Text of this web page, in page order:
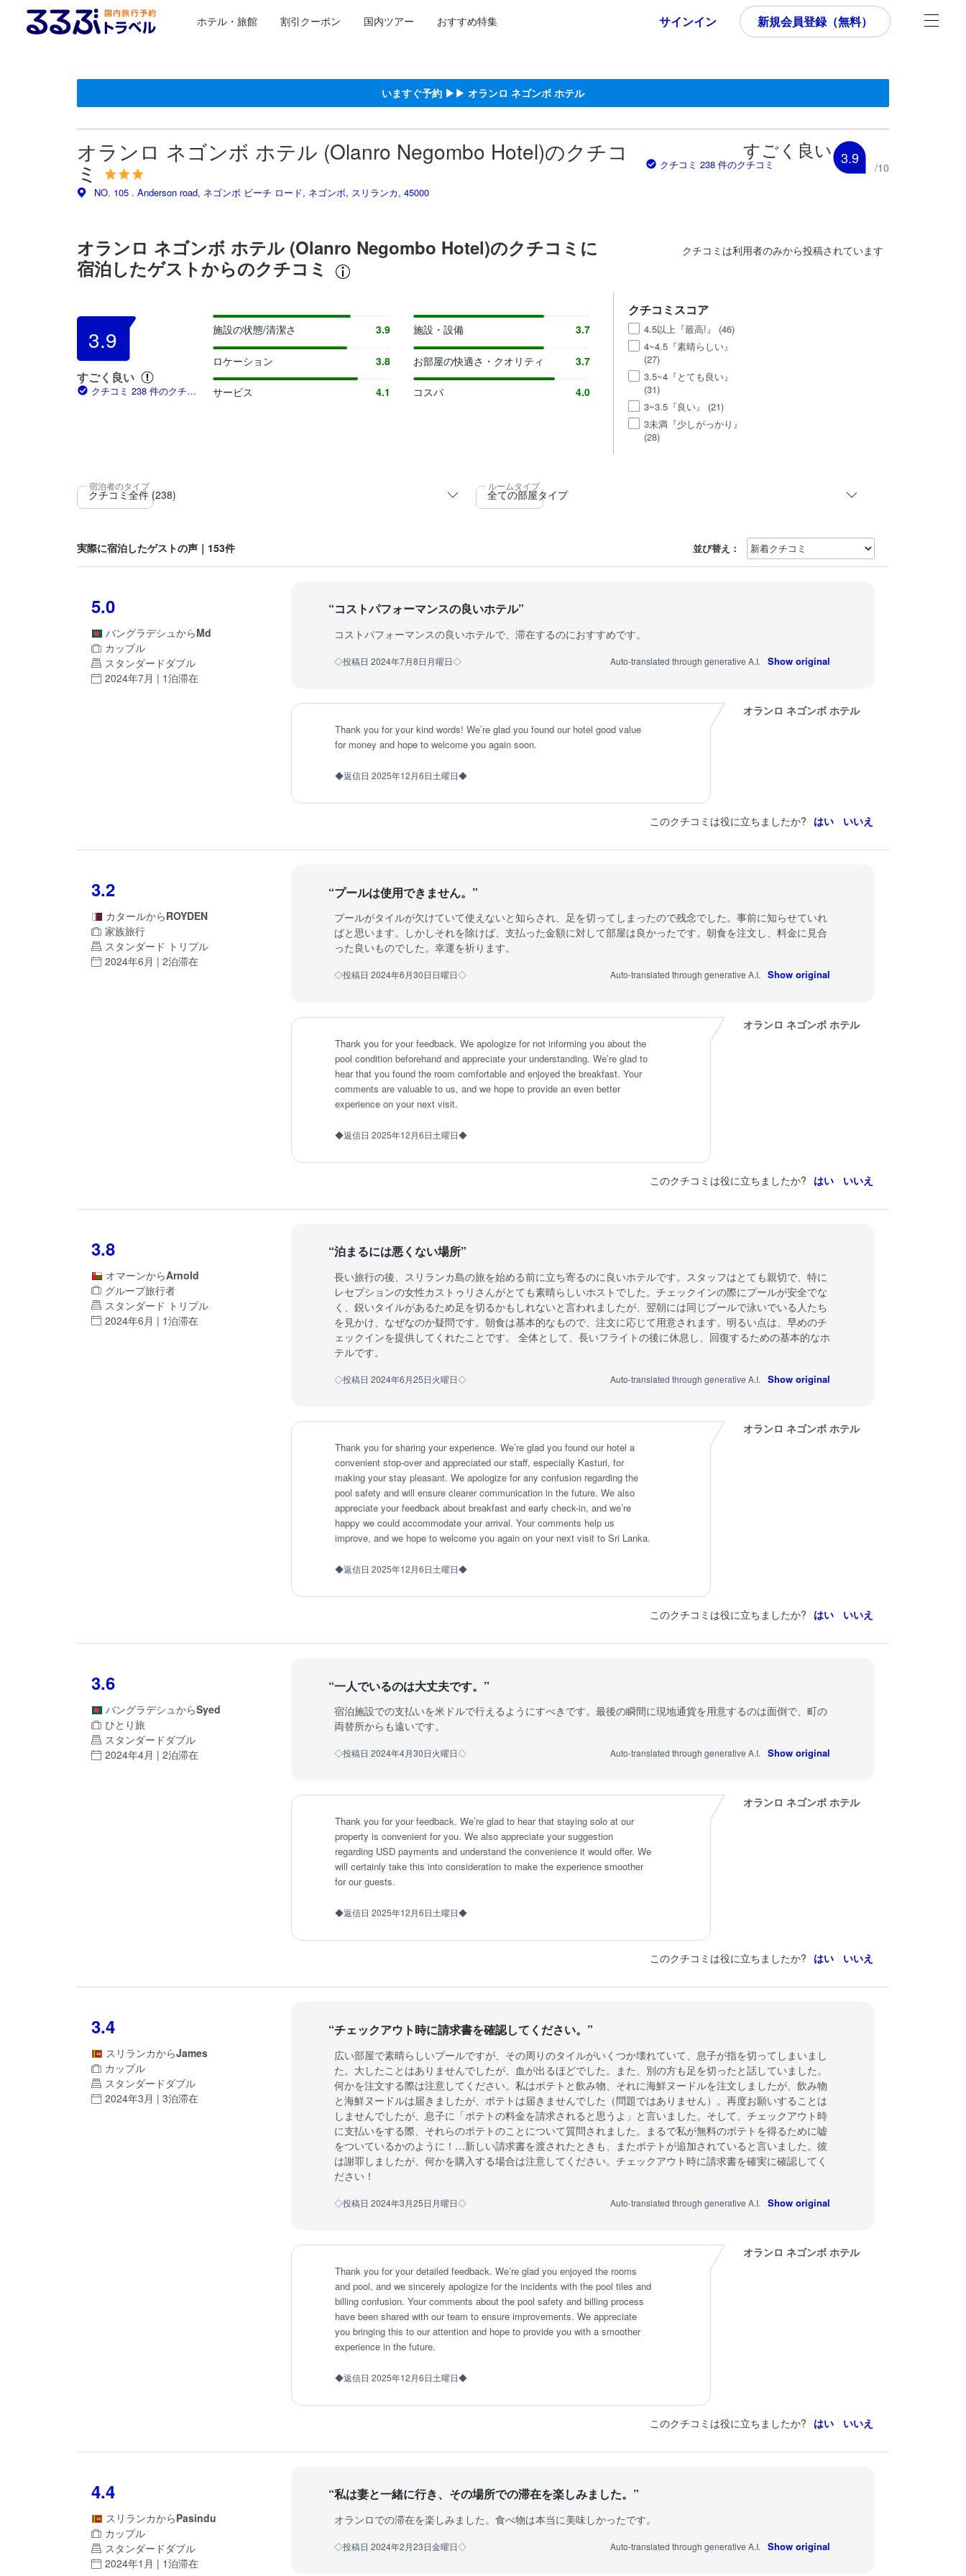
ホテル・旅館 割引クーポン 国内ツアー おすすめ特集 サインイン 新規会員登録（無料）
いますぐ予約 ▶▶ オランロ ネゴンボ ホテル
オランロ ネゴンボ ホテル (Olanro Negombo Hotel)のクチコ
ミ
NO. 105 . Anderson road, ネゴンボ ビーチ ロード, ネゴンボ, スリランカ, 45000
すごく良い
クチコミ 238 件のクチコミ 3.9
/10
オランロ ネゴンボ ホテル (Olanro Negombo Hotel)のクチコミに
宿泊したゲストからのクチコミ
クチコミは利用者のみから投稿されています
3.9
すごく良い
クチコミ 238 件のクチコ
施設の状態/清潔さ 3.9 施設・設備 3.7
ロケーション 3.8 お部屋の快適さ・クオリティ 3.7
サービス 4.1 コスパ 4.0
クチコミスコア
4.5以上『最高!』 (46)
4~4.5『素晴らしい』
(27)
3.5~4『とても良い』
(31)
3~3.5『良い』 (21)
3未満『少しがっかり』
(28)
実際に宿泊したゲストの声｜153件 並び替え：
5.0
バングラデシュ からMd
カップル
スタンダードダブル
2024年7月 | 1泊滞在
“コストパフォーマンスの良いホテル”
コストパフォーマンスの良いホテルで、滞在するのにおすすめです。
◇投稿日 2024年7月8日月曜日◇ Auto-translated through generative A.I. Show original
Thank you for your kind words! We’re glad you found our hotel good value
for money and hope to welcome you again soon.
◆返信日 2025年12月6日土曜日◆
オランロ ネゴンボ ホテル
このクチコミは役に立ちましたか? はい いいえ
3.2
カタールからROYDEN
家族旅行
スタンダード トリプル
2024年6月 | 2泊滞在
“プールは使用できません。 ”
プールがタイルが欠けていて使えないと知らされ、足を切ってしまったので残念でした。事前に知らせていれ
ばと思います。しかしそれを除けば、支払った金額に対して部屋は良かったです。朝食を注文し、料金に見合
った良いものでした。幸運を祈ります。
◇投稿日 2024年6月30日日曜日◇ Auto-translated through generative A.I. Show original
Thank you for your feedback. We apologize for not informing you about the
pool condition beforehand and appreciate your understanding. We’re glad to
hear that you found the room comfortable and enjoyed the breakfast. Your
comments are valuable to us, and we hope to provide an even better
experience on your next visit.
◆返信日 2025年12月6日土曜日◆
オランロ ネゴンボ ホテル
このクチコミは役に立ちましたか? はい いいえ
3.8
オマーンからArnold
グループ旅行者
スタンダード トリプル
2024年6月 | 1泊滞在
“泊まるには悪くない場所”
長い旅行の後、スリランカ島の旅を始める前に立ち寄るのに良いホテルです。スタッフはとても親切で、特に
レセプションの女性カストゥリさんがとても素晴らしいホストでした。チェックインの際にプールが安全でな
く、鋭いタイルがあるため足を切るかもしれないと言われましたが、翌朝には同じプールで泳いでいる人たち
を見かけ、なぜなのか疑問です。朝食は基本的なもので、注文に応じて用意されます。明るい点は、早めのチ
ェックインを提供してくれたことです。 全体として、長いフライトの後に休息し、回復するための基本的なホ
テルです。
◇投稿日 2024年6月25日火曜日◇ Auto-translated through generative A.I. Show original
Thank you for sharing your experience. We’re glad you found our hotel a
convenient stop-over and appreciated our staff, especially Kasturi, for
making your stay pleasant. We apologize for any confusion regarding the
pool safety and will ensure clearer communication in the future. We also
appreciate your feedback about breakfast and early check-in, and we’re
happy we could accommodate your arrival. Your comments help us
improve, and we hope to welcome you again on your next visit to Sri Lanka.
◆返信日 2025年12月6日土曜日◆
オランロ ネゴンボ ホテル
このクチコミは役に立ちましたか? はい いいえ
3.6
バングラデシュ からSyed
ひとり旅
スタンダードダブル
2024年4月 | 2泊滞在
“一人でいるのは大丈夫です。 ”
宿泊施設での支払いを米ドルで行えるようにすべきです。最後の瞬間に現地通貨を用意するのは面倒で、町の
両替所からも遠いです。
◇投稿日 2024年4月30日火曜日◇ Auto-translated through generative A.I. Show original
Thank you for your feedback. We’re glad to hear that staying solo at our
property is convenient for you. We also appreciate your suggestion
regarding USD payments and understand the convenience it would offer. We
will certainly take this into consideration to make the experience smoother
for our guests.
◆返信日 2025年12月6日土曜日◆
オランロ ネゴンボ ホテル
このクチコミは役に立ちましたか? はい いいえ
3.4
スリランカからJames
カップル
スタンダードダブル
2024年3月 | 3泊滞在
“チェックアウト時に請求書を確認してください。 ”
広い部屋で素晴らしいプールですが、その周りのタイルがいくつか壊れていて、息子が指を切ってしまいまし
た。大したことはありませんでしたが、血が出るほどでした。また、別の方も足を切ったと話していました。
何かを注文する際は注意してください。私はポテトと飲み物、それに海鮮ヌードルを注文しましたが、飲み物
と海鮮ヌードルは届きましたが、ポテトは届きませんでした（問題ではありません）。再度お願いすることは
しませんでしたが、息子に「ポテトの料金を請求されると思うよ」と言いました。そして、チェックアウト時
に支払いをする際、それらのポテトのことについて質問されました。まるで私が無料のポテトを得るために嘘
をついているかのように！…新しい請求書を渡されたときも、またポテトが追加されていると言いました。彼
は謝罪しましたが、何かを購入する場合は注意してください。チェックアウト時に請求書を確実に確認してく
ださい！
◇投稿日 2024年3月25日月曜日◇ Auto-translated through generative A.I. Show original
Thank you for your detailed feedback. We’re glad you enjoyed the rooms
and pool, and we sincerely apologize for the incidents with the pool tiles and
billing confusion. Your comments about the pool safety and billing process
have been shared with our team to ensure improvements. We appreciate
you bringing this to our attention and hope to provide you with a smoother
experience in the future.
◆返信日 2025年12月6日土曜日◆
オランロ ネゴンボ ホテル
このクチコミは役に立ちましたか? はい いいえ
4.4
スリランカからPasindu
カップル
スタンダードダブル
2024年1月 | 1泊滞在
“私は妻と一緒に行き、その場所での滞在を楽しみました。 ”
オランロでの滞在を楽しみました。食べ物は本当に美味しかったです。
◇投稿日 2024年2月23日金曜日◇ Auto-translated through generative A.I. Show original